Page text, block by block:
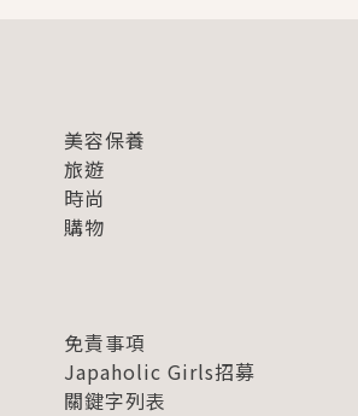
美容保養
旅遊
時尚
購物
免責事項
Japaholic Girls招募
關鍵字列表